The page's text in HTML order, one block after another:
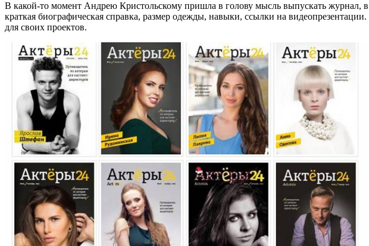
В какой-то момент Андрею Кристольскому пришла в голову мысль выпускать журнал,
краткая биографическая справка, размер одежды, навыки, ссылки на
для своих проектов.